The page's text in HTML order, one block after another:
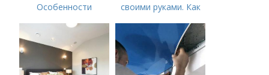
Особенности
своими руками. Как
светильники в
гипсокартон?